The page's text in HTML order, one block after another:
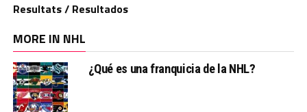
Resultats / Resultados
MORE IN NHL
¿Qué es una franquicia de la NHL?